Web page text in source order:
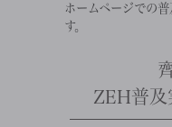
ホームページでの
す。
ZEH普及